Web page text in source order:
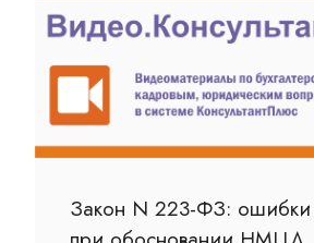
Закон N 223-ФЗ: ошибки